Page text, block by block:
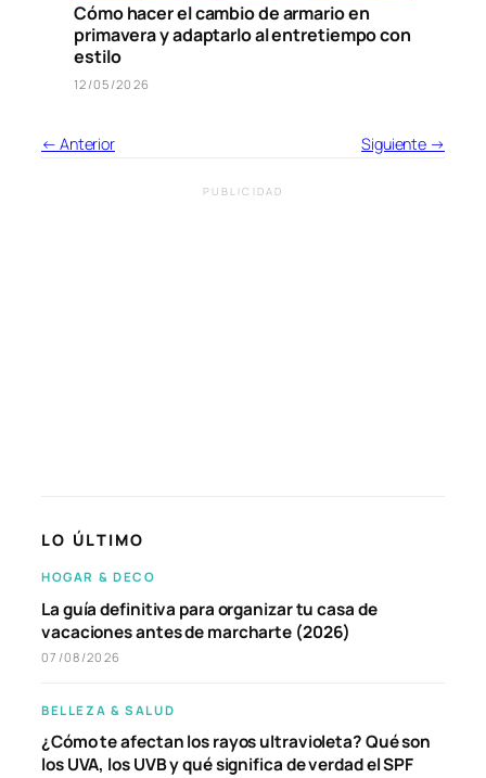
Cómo hacer el cambio de armario en
primavera y adaptarlo al entretiempo con
estilo
12/05/2026
← Anterior Siguiente →
PUBLICIDAD
LO ÚLTIMO
HOGAR & DECO
La guía definitiva para organizar tu casa de
vacaciones antes de marcharte (2026)
07/08/2026
BELLEZA & SALUD
¿Cómo te afectan los rayos ultravioleta? Qué son
los UVA, los UVB y qué significa de verdad el SPF